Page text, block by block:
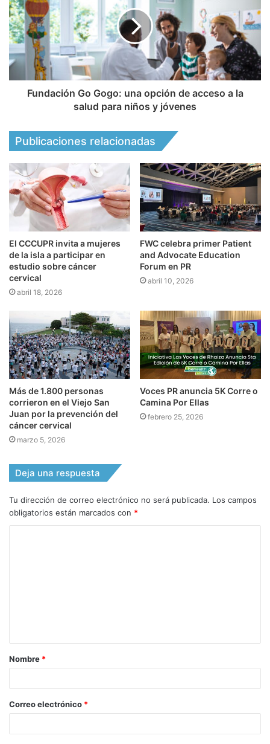
Fundación Go Gogo: una opción de acceso a la
salud para niños y jóvenes
Publicaciones relacionadas
El CCCUPR invita a mujeres
de la isla a participar en
estudio sobre cáncer
cervical
abril 18, 2026
FWC celebra primer Patient
and Advocate Education
Forum en PR
abril 10, 2026
Más de 1.800 personas
corrieron en el Viejo San
Juan por la prevención del
cáncer cervical
marzo 5, 2026
Voces PR anuncia 5K Corre o
Camina Por Ellas
febrero 25, 2026
Deja una respuesta
Tu dirección de correo electrónico no será publicada. Los campos
obligatorios están marcados con *
a
r
*
Nombre *
Correo electrónico *